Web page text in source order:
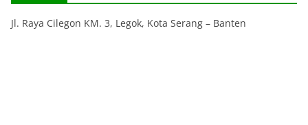
Jl. Raya Cilegon KM. 3, Legok, Kota Serang – Banten